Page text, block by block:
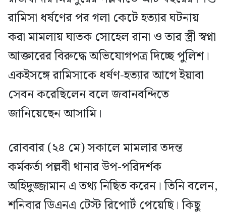
রামিসা ধর্ষণের পর গলা কেটে হত্যার ঘটনায়
করা মামলায় ঘাতক সোহেল রানা ও তার স্ত্রী স্বপ্না
আক্তারের বিরুদ্ধে অভিযোগপত্র দিচ্ছে পুলিশ।
একইসঙ্গে রামিসাকে ধর্ষণ-হত্যার আগে ইয়াবা
সেবন করেছিলেন বলে জবানবন্দিতে
জানিয়েছেন আসামি।
রোববার (২৪ মে) সকালে মামলার তদন্ত
কর্মকর্তা পল্লবী থানার উপ-পরিদর্শক
অহিদুজ্জামান এ তথ্য নিছিত করেন। তিনি বলেন,
শনিবার ডিএনএ টেস্ট রিপোর্ট পেয়েছি। কিছু